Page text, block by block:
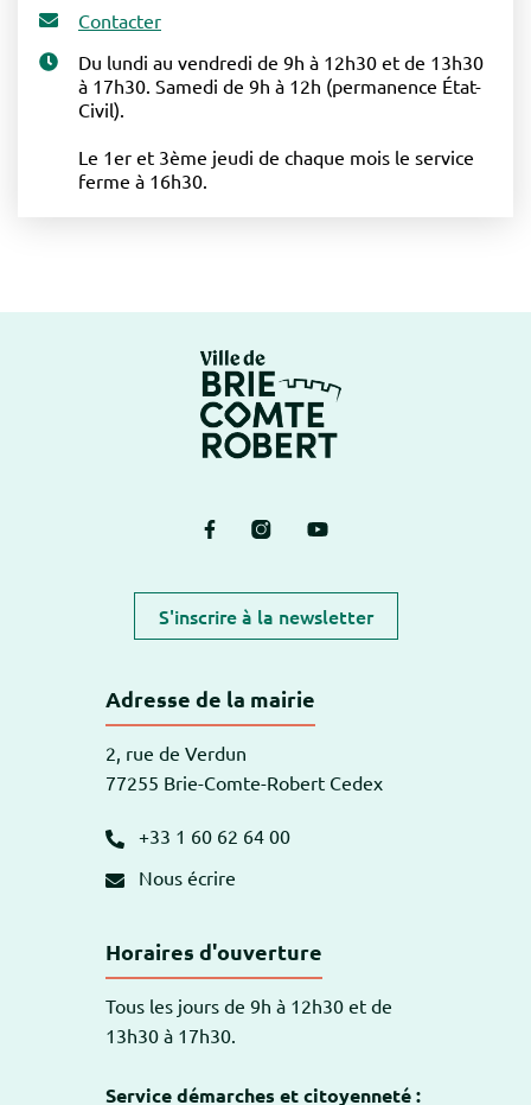
Contacter
Du lundi au vendredi de 9h à 12h30 et de 13h30
à 17h30. Samedi de 9h à 12h (permanence État-
Civil).
Le 1er et 3ème jeudi de chaque mois le service
ferme à 16h30.
Lien vers le compte Facebook
Lien vers le compte Instagram
Lien vers la chaîne
S'inscrire à la newsletter
Adresse de la mairie
2, rue de Verdun
77255 Brie-Comte-Robert Cedex
+33 1 60 62 64 00
Nous écrire
Horaires d'ouverture
Tous les jours de 9h à 12h30 et de
13h30 à 17h30.
Service démarches et citoyenneté :